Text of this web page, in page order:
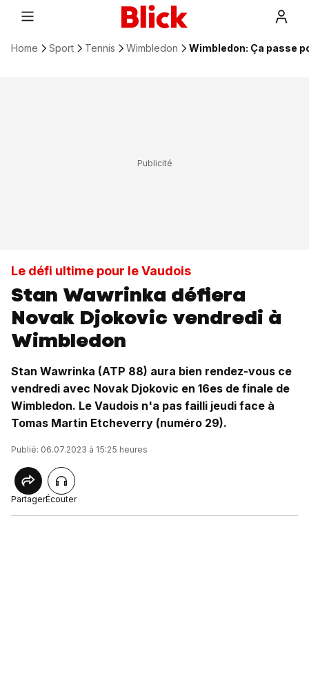
Home Sport Tennis Wimbledon Wimbledon: Ça passe
Le défi ultime pour le Vaudois
Stan Wawrinka défiera
Novak Djokovic vendredi à
Wimbledon
Stan Wawrinka (ATP 88) aura bien rendez-vous ce
vendredi avec Novak Djokovic en 16es de finale de
Wimbledon. Le Vaudois n'a pas failli jeudi face à
Tomas Martin Etcheverry (numéro 29).
Publié: 06.07.2023 à 15:25 heures
PartagerÉcouter